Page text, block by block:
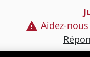
Aidez-